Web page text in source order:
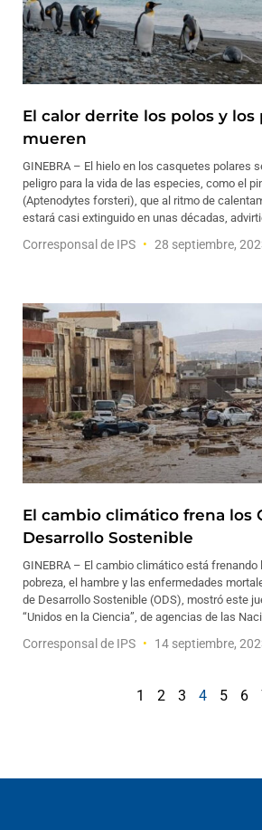
El calor derrite los polos y
mueren
GINEBRA – El hielo en los casquetes polares
peligro para la vida de las especies, como el
(Aptenodytes forsteri), que al ritmo de
estará casi extinguido en unas décadas,
Corresponsal de IPS 28 septiembre,
El cambio climático frena los
Desarrollo Sostenible
GINEBRA – El cambio climático está frenando
pobreza, el hambre y las enfermedades
de Desarrollo Sostenible (ODS), mostró este
“Unidos en la Ciencia”, de agencias de las
Corresponsal de IPS 14 septiembre,
1 2 3 4 5 6